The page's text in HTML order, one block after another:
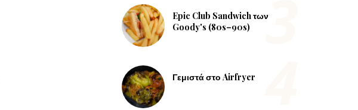
Epic Club Sandwich των
Goody's (80s–90s)
Γεμιστά στο Airfryer